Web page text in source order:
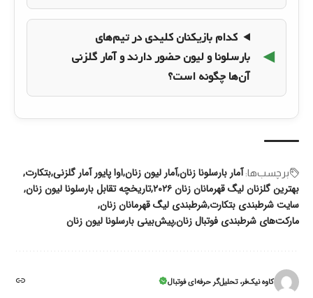
کدام بازیکنان کلیدی در تیم‌های
بارسلونا و لیون حضور دارند و آمار گلزنی
آن‌ها چگونه است؟
برچسب‌‌ها: آمار بارسلونا زنانآمار لیون زناناوا پایور آمار گلزنیبتکارت
بهترین گلزنان لیگ قهرمانان زنان ۲۰۲۶
تاریخچه تقابل بارسلونا لیون زنان
سایت شرطبندی بتکارتشرطبندی لیگ قهرمانان زنان
مارکت‌های شرطبندی فوتبال زنانپیش‌بینی بارسلونا لیون زنان
کاوه نیک‌فر، تحلیل‌گر حرفه‌ای فوتبال